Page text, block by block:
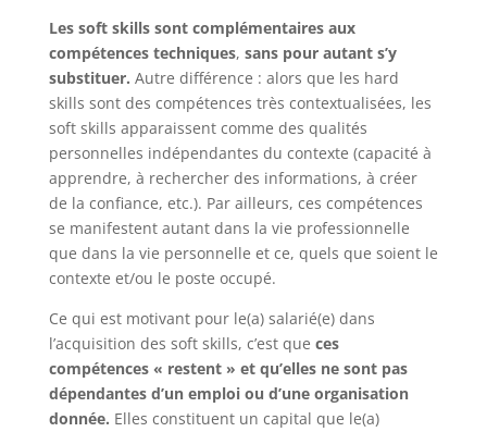
Les soft skills sont complémentaires aux
compétences techniques, sans pour autant s’y
substituer. Autre différence : alors que les hard
skills sont des compétences très contextualisées, les
soft skills apparaissent comme des qualités
personnelles indépendantes du contexte (capacité à
apprendre, à rechercher des informations, à créer
de la confiance, etc.). Par ailleurs, ces compétences
se manifestent autant dans la vie professionnelle
que dans la vie personnelle et ce, quels que soient le
contexte et/ou le poste occupé.
Ce qui est motivant pour le(a) salarié(e) dans
l’acquisition des soft skills, c’est que ces
compétences « restent » et qu’elles ne sont pas
dépendantes d’un emploi ou d’une organisation
donnée. Elles constituent un capital que le(a)